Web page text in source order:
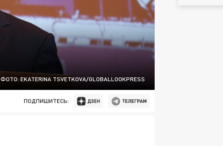
ФОТО: EKATERINA TSVETKOVA/GLOBALLOOKPRESS
ПОДПИШИТЕСЬ: